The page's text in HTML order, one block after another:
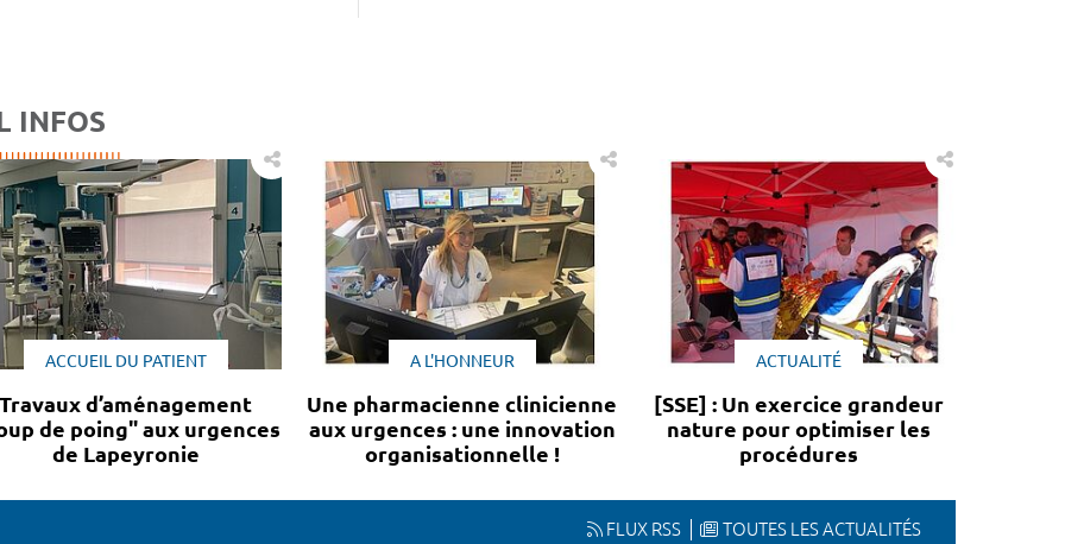
INFOS
ACCUEIL DU PATIENT
Travaux d’aménagement
de poing" aux urgences
de Lapeyronie
A L'HONNEUR
Une pharmacienne clinicienne
aux urgences : une innovation
organisationnelle !
ACTUALITÉ
[SSE] : Un exercice grandeur
nature pour optimiser les
procédures
FLUX RSS TOUTES LES ACTUALITÉS